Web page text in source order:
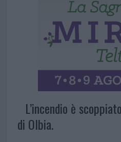
L’incendio è
di Olbia.